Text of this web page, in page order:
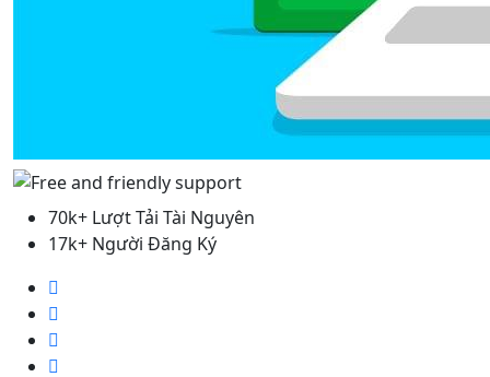
70k+ Lượt Tải Tài Nguyên
17k+ Người Đăng Ký